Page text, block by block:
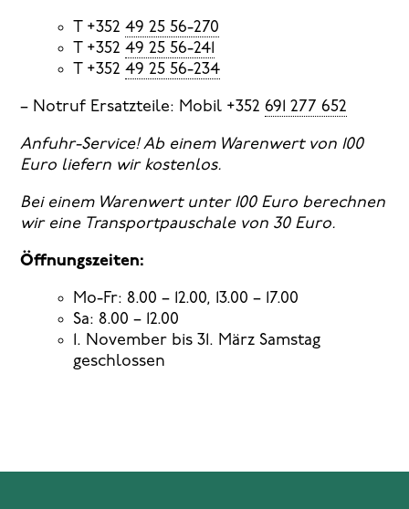
T +35249 25 56-270
T +35249 25 56-241
T +35249 25 56-234
– Notruf Ersatzteile: Mobil +352691 277 652
Anfuhr-Service! Ab einem Warenwert von 100
Euro liefern wir kostenlos.
Bei einem Warenwert unter 100 Euro berechnen
wir eine Transportpauschale von 30 Euro.
Öffnungszeiten:
Mo-Fr: 8.00 – 12.00, 13.00 – 17.00
Sa: 8.00 – 12.00
1. November bis 31. März Samstag
geschlossen